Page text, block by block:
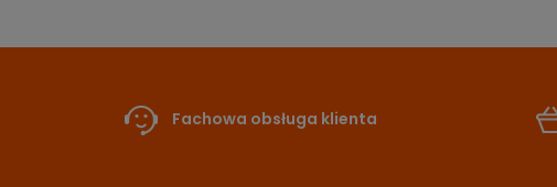
Fachowa obsługa klienta